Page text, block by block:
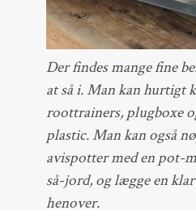
Der findes mange fine
at så i. Man kan hurtigt
roottrainers, plugboxe
plastic. Man kan også
avispotter med en pot-
så-jord, og lægge en
henover.